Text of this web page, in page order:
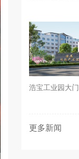
浩宝工业园大门
更多新闻